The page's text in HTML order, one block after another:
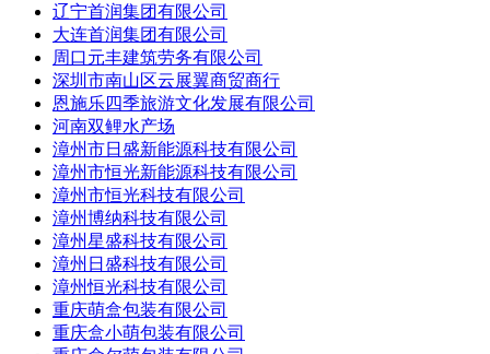
辽宁首润集团有限公司
大连首润集团有限公司
周口元丰建筑劳务有限公司
深圳市南山区云展翼商贸商行
恩施乐四季旅游文化发展有限公司
河南双鲤水产场
漳州市日盛新能源科技有限公司
漳州市恒光新能源科技有限公司
漳州市恒光科技有限公司
漳州博纳科技有限公司
漳州星盛科技有限公司
漳州日盛科技有限公司
漳州恒光科技有限公司
重庆萌盒包装有限公司
重庆盒小萌包装有限公司